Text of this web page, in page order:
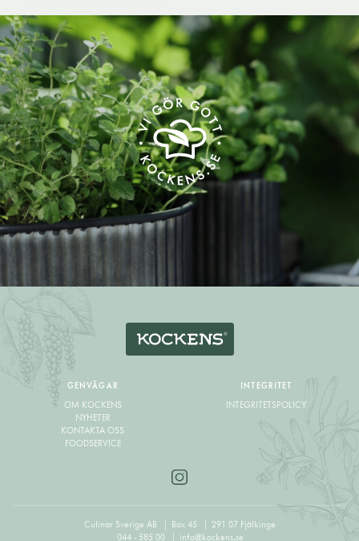
GENVÄGAR
OM KOCKENS
NYHETER
KONTAKTA OSS
FOODSERVICE
INTEGRITET
INTEGRITETSPOLICY
Culinar Sverige AB Box 45
291 07 Fjälkinge
044 - 585 00
info@kockens.se